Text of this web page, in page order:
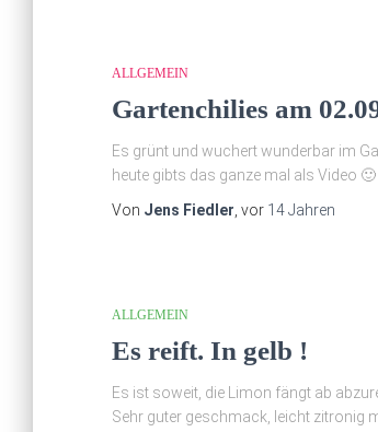
ALLGEMEIN
Gartenchilies am
Es grünt und wuchert wunderbar im
heute gibts das ganze mal als Video 🙂
Von Jens Fiedler , vor 14 Jahren
ALLGEMEIN
Es reift. In gelb !
Es ist soweit, die Limon fängt ab
Sehr guter geschmack, leicht zitronig